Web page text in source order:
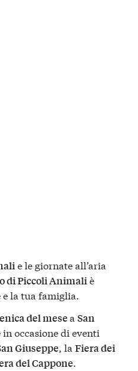
e le giornate all’aria
di Piccoli Animaliè
e la tua famiglia.
del mesea San
in occasione di eventi
Giuseppe, la Fiera dei
del Cappone.